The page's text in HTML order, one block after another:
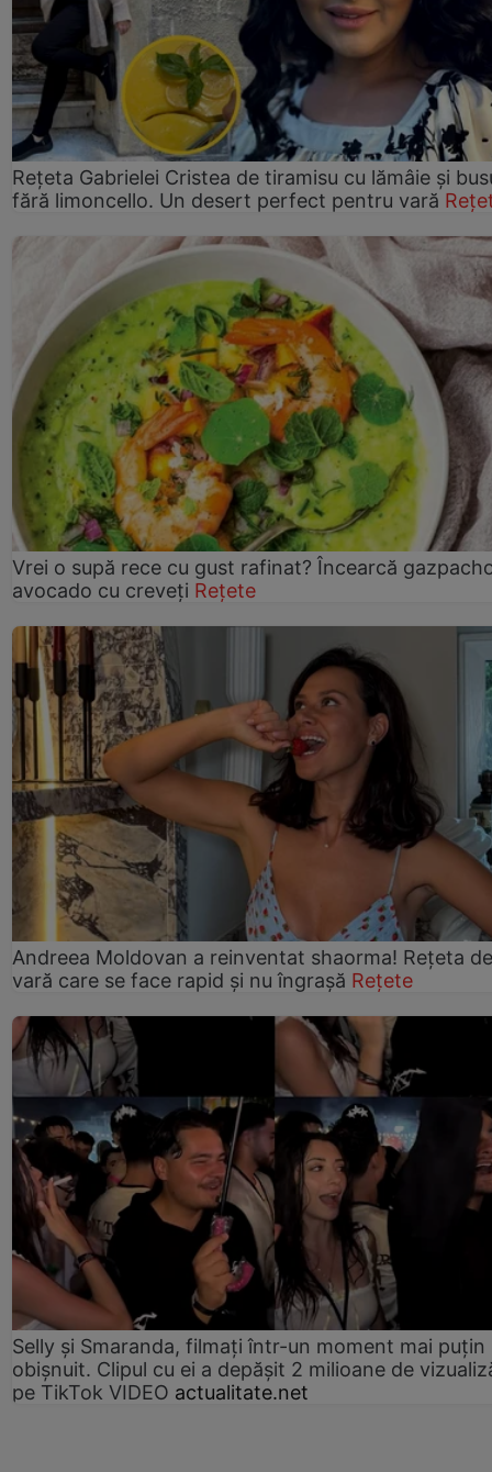
Rețeta Gabrielei Cristea de tiramisu cu lămâie și
fără limoncello. Un desert perfect pentru vară
Vrei o supă rece cu gust rafinat? Încearcă
avocado cu creveți Rețete
Andreea Moldovan a reinventat shaorma! Rețeta de
vară care se face rapid și nu îngrașă Rețete
Selly și Smaranda, filmați într-un moment mai puțin
obișnuit. Clipul cu ei a depășit 2 milioane de
pe TikTok VIDEO actualitate.net